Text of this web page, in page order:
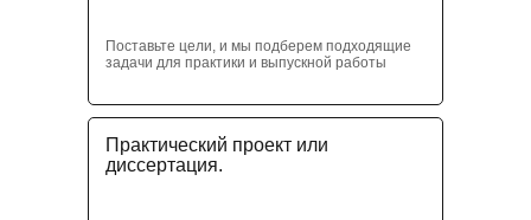
Поставьте цели, и мы подберем подходящие
задачи для практики и выпускной работы
Практический проект или
диссертация.